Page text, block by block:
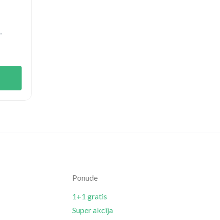
Ponude
1+1 gratis
Super akcija